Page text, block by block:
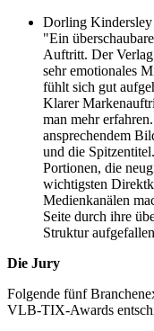
Dorling Kindersley
"Ein
Auftritt. Der Verlag
sehr emotionales
fühlt sich gut
Klarer
man mehr
ansprechendem
und die
Portionen, die
wichtigsten
Medienkanälen
Seite durch ihre
Struktur
Die Jury
Folgende fünf
VLB-TIX-Awards